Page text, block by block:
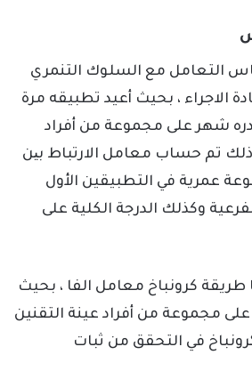
التعامل مع السلوك التنمري
الاجراء ، بحيث أعيد تطبيقه مرة
شهر على مجموعة من أفراد
ذلك تم حساب معامل الارتباط بین
عمرية في التطبيقين الأول
وكذلك الدرجة الكلية على
طريقة كرونباخ معامل الفا ، بحيث
مجموعة من أفراد عينة التقنين
في التحقق من ثبات